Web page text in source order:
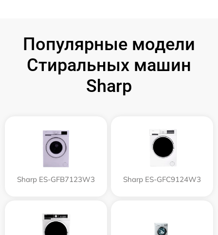
Популярные модели
Стиральных машин
Sharp
Sharp ES-GFB7123W3 Sharp ES-GFC9124W3